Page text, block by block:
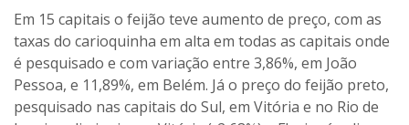
Em 15 capitais o feijão teve aumento de preço, com as
taxas do carioquinha em alta em todas as capitais onde
é pesquisado e com variação entre 3,86%, em João
Pessoa, e 11,89%, em Belém. Já o preço do feijão preto,
pesquisado nas capitais do Sul, em Vitória e no Rio de